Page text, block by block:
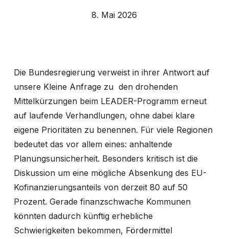
8. Mai 2026
Die Bundesregierung verweist in ihrer Antwort auf
unsere Kleine Anfrage zu den drohenden
Mittelkürzungen beim LEADER-Programm erneut
auf laufende Verhandlungen, ohne dabei klare
eigene Prioritäten zu benennen. Für viele Regionen
bedeutet das vor allem eines: anhaltende
Planungsunsicherheit. Besonders kritisch ist die
Diskussion um eine mögliche Absenkung des EU-
Kofinanzierungsanteils von derzeit 80 auf 50
Prozent. Gerade finanzschwache Kommunen
könnten dadurch künftig erhebliche
Schwierigkeiten bekommen, Fördermittel